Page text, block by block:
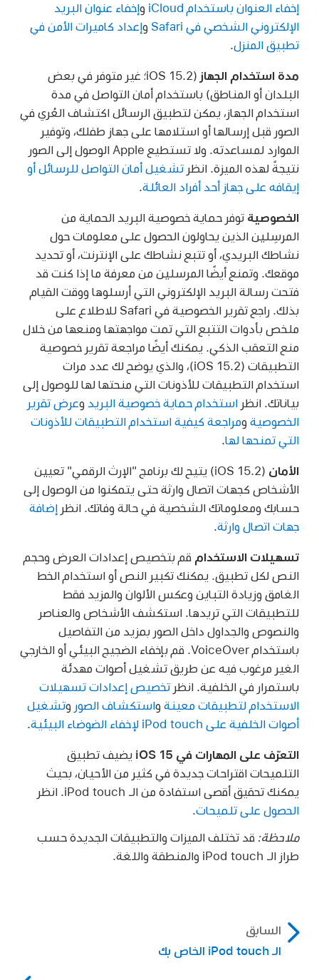
إخفاء العنوان باستخدام iCloud
وإخفاء عنوان البريد
الإلكتروني الشخصي في Safari
وإعداد كاميرات الأمن في
تطبيق المنزل
مدة استخدام الجهاز
(iOS 15.2؛ غير متوفر في بعض
البلدان أو المناطق) باستخدام أمان التواصل في مدة
استخدام الجهاز، يمكن لتطبيق الرسائل اكتشاف العُري في
الصور قبل إرسالها أو استلامها على جهاز طفلك، وتوفير
الموارد لمساعدته. ولا تستطيع Apple الوصول إلى الصور
نتيجةً لهذه الميزة. انظر تشغيل أمان التواصل للرسائل أو
إيقافه على جهاز أحد أفراد العائلة
الخصوصية توفر حماية خصوصية البريد الحماية من
المرسِلين الذين يحاولون الحصول على معلومات حول
نشاطك البريدي، أو تتبع نشاطك على الإنترنت، أو تحديد
موقعك. وتمنع أيضًا المرسلين من معرفة ما إذا كنت قد
فتحت رسالة البريد الإلكتروني التي أرسلوها ووقت القيام
بذلك. راجع تقرير الخصوصية في Safari للاطلاع على
ملخص بأدوات التتبع التي تمت مواجهتها ومنعها من خلال
منع التعقب الذكي. يمكنك أيضًا مراجعة تقرير خصوصية
التطبيقات (iOS 15.2)، والذي يوضح لك عدد مرات
استخدام التطبيقات للأذونات التي منحتها لها للوصول إلى
بياناتك. انظر استخدام حماية خصوصية البريد وعرض تقرير
الخصوصية ومراجعة كيفية استخدام التطبيقات للأذونات
التي تمنحها لها
الأمان
(iOS 15.2) يتيح لك برنامج "الإرث الرقمي" تعيين
الأشخاص كجهات اتصال وارثة حتى يتمكنوا من الوصول إلى
حسابك ومعلوماتك الشخصية في حالة وفاتك. انظر إضافة
جهات اتصال وارثة
تسهيلات الاستخدام قم بتخصيص إعدادات العرض وحجم
النص لكل تطبيق. يمكنك تكبير النص أو استخدام الخط
الغامق وزيادة التباين وعكس الألوان والمزيد فقط
للتطبيقات التي تريدها. استكشف الأشخاص والعناصر
والنصوص والجداول داخل الصور بمزيد من التفاصيل
باستخدام VoiceOver. قم بإخفاء الضجيج البيئي أو الخارجي
الغير مرغوب فيه عن طريق تشغيل أصوات مهدئة
باستمرار في الخلفية. انظر تخصيص إعدادات تسهيلات
الاستخدام لتطبيقات معينة واستكشاف الصور وتشغيل
أصوات الخلفية على iPod touch لإخفاء الضوضاء البيئية
التعرّف على المهارات في iOS 15
يضيف تطبيق
التلميحات اقتراحات جديدة في كثير من الأحيان، بحيث
يمكنك تحقيق أقصى استفادة من الـ iPod touch. انظر
الحصول على تلميحات
ملاحظة: قد تختلف الميزات والتطبيقات الجديدة حسب
طراز الـ iPod touch والمنطقة واللغة.
السابق
الـ iPod touch الخاص بك